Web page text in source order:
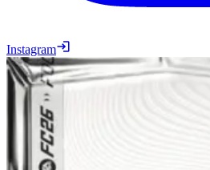
Instagram